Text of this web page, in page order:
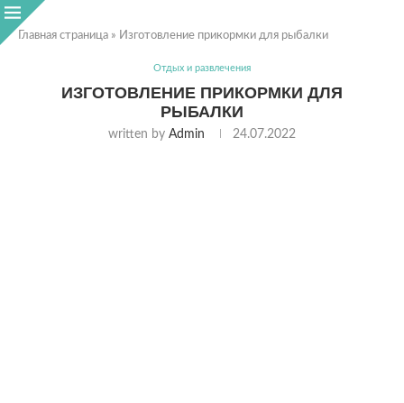
Главная страница » Изготовление прикормки для рыбалки
Отдых и развлечения
ИЗГОТОВЛЕНИЕ ПРИКОРМКИ ДЛЯ
РЫБАЛКИ
written by Admin 24.07.2022